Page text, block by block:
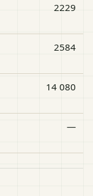
2229
2584
14 080
—